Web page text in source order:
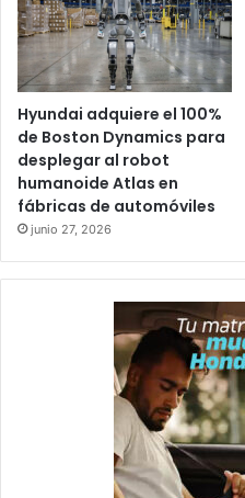
Hyundai adquiere el 100%
de Boston Dynamics para
desplegar al robot
humanoide Atlas en
fábricas de automóviles
junio 27, 2026